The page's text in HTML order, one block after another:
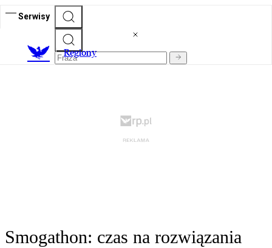
Serwisy
Regiony
Smogathon: czas na rozwiązania